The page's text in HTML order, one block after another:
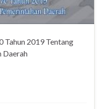
2019 Tentang
Daerah